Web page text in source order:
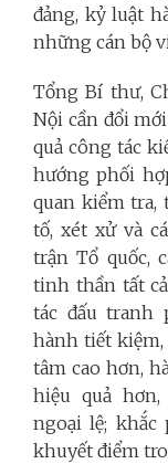
đảng, kỷ luật
những cán bộ
Tổng Bí thư,
Nội cần đổi
quả công tác
hướng phối
quan kiểm tra,
tố, xét xử và
trận Tổ quốc,
tinh thần tất
tác đấu tranh
hành tiết kiệm,
tâm cao hơn,
hiệu quả
ngoại lệ; khắc
khuyết điểm